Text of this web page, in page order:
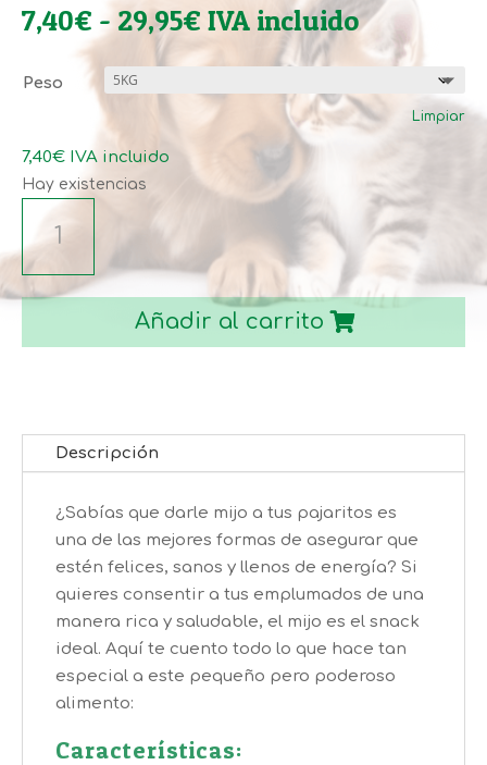
7,40€ - 29,95€ Rango
de
precios:
desde
7,40€
hasta
29,95€
IVA incluido
Peso
Limpiar
7,40€ IVA incluido
Hay existencias
TU.
cantidad
Añadir al carrito
Descripción
¿Sabías que darle mijo a tus pajaritos es
una de las mejores formas de asegurar que
estén felices, sanos y llenos de energía? Si
quieres consentir a tus emplumados de una
manera rica y saludable, el mijo es el snack
ideal. Aquí te cuento todo lo que hace tan
especial a este pequeño pero poderoso
alimento:
Características: